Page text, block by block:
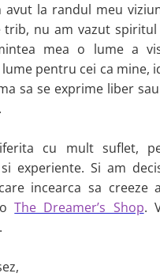
avut la randul meu
trib, nu am vazut spiritul
mea o lume a
pentru cei ca mine,
sa se exprime liber
cu mult suflet,
experiente. Si am
incearca sa creeze
The Dreamer’s Shop.